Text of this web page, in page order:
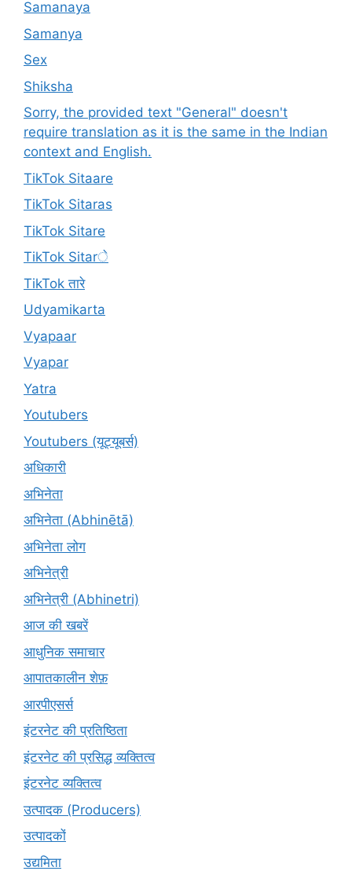
Samanaya
Samanya
Sex
Shiksha
Sorry, the provided text "General" doesn't
require translation as it is the same in the Indian
context and English.
TikTok Sitaare
TikTok Sitaras
TikTok Sitare
TikTok Sitarे
TikTok तारे
Udyamikarta
Vyapaar
Vyapar
Yatra
Youtubers
Youtubers (यूट्यूबर्स)
अधिकारी
अभिनेता
अभिनेता (Abhinētā)
अभिनेता लोग
अभिनेत्री
अभिनेत्री (Abhinetri)
आज की खबरें
आधुनिक समाचार
आपातकालीन शेफ़
आरपीएसर्स
इंटरनेट की प्रतिष्ठिता
इंटरनेट की प्रसिद्ध व्यक्तित्व
इंटरनेट व्यक्तित्व
उत्पादक (Producers)
उत्पादकों
उद्यमिता